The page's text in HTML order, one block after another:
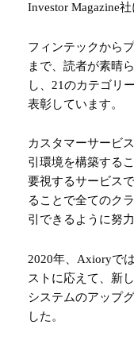
Investor Magazine
フィンテックから
まで、読者が素晴
し、21のカテゴリ
表彰しています。
カスタマーサービ
引環境を構築する
要視するサービス
ることで全てのク
引できるように努
2020年、Axioryで
ストに応えて、新
システムのアップ
した。